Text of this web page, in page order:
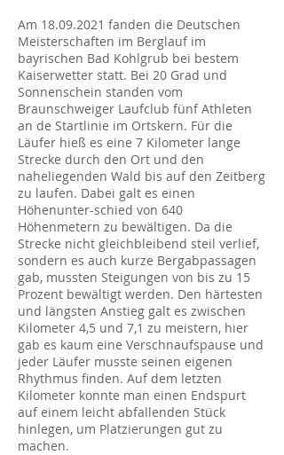
Am 18.09.2021 fanden die Deutschen
Meisterschaften im Berglauf im
bayrischen Bad Kohlgrub bei bestem
Kaiserwetter statt. Bei 20 Grad und
Sonnenschein standen vom
Braunschweiger Laufclub fünf Athleten
an de Startlinie im Ortskern. Für die
Läufer hieß es eine 7 Kilometer lange
Strecke durch den Ort und den
naheliegenden Wald bis auf den Zeitberg
zu laufen. Dabei galt es einen
Höhenunter-schied von 640
Höhenmetern zu bewältigen. Da die
Strecke nicht gleichbleibend steil verlief,
sondern es auch kurze Bergabpassagen
gab, mussten Steigungen von bis zu 15
Prozent bewältigt werden. Den härtesten
und längsten Anstieg galt es zwischen
Kilometer 4,5 und 7,1 zu meistern, hier
gab es kaum eine Verschnaufspause und
jeder Läufer musste seinen eigenen
Rhythmus finden. Auf dem letzten
Kilometer konnte man einen Endspurt
auf einem leicht abfallenden Stück
hinlegen, um Platzierungen gut zu
machen.